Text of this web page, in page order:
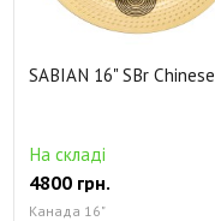
SABIAN 16" SBr Chinese
На складі
4800 грн.
Канада 16"